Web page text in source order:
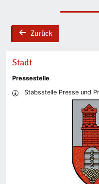
backZurück
Stadt
Pressestelle
Stabsstelle Presse und